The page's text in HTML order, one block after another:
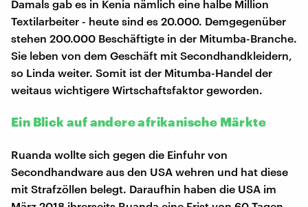
Damals gab es in Kenia nämlich eine halbe Million
Textilarbeiter - heute sind es 20.000. Demgegenüber
stehen 200.000 Beschäftigte in der Mitumba-Branche.
Sie leben von dem Geschäft mit Secondhandkleidern,
so Linda weiter. Somit ist der Mitumba-Handel der
weitaus wichtigere Wirtschaftsfaktor geworden.
Ein Blick auf andere afrikanische Märkte
Ruanda wollte sich gegen die Einfuhr von
Secondhandware aus den USA wehren und hat diese
mit Strafzöllen belegt. Daraufhin haben die USA im